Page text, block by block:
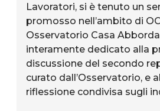
Lavoratori, si è tenuto un
promosso nell’ambito di
Osservatorio Casa
interamente dedicato alla
discussione del secondo
curato dall’Osservatorio, e
riflessione condivisa sugli